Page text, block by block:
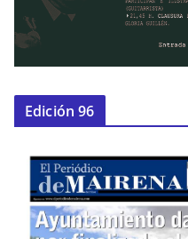
Edición 96